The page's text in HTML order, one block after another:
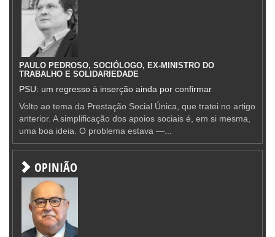
PAULO PEDROSO, SOCIÓLOGO, EX-MINISTRO DO
TRABALHO E SOLIDARIEDADE
PSU: um regresso à inserção ainda por confirmar
Volto ao tema da Prestação Social Única, que tratei no artigo
anterior. A simplificação dos apoios sociais é, em si mesma,
uma boa ideia. O problema estava —...
OPINIÃO